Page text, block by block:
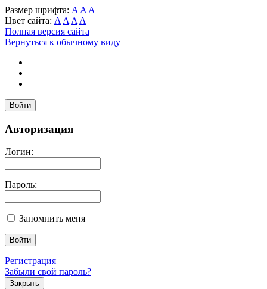
Размер шрифта: A A A
Цвет сайта: A A A A
Полная версия сайта
Вернуться к обычному виду
Войти
Авторизация
Логин:
Пароль:
Запомнить меня
Регистрация
Забыли свой пароль?
Закрыть